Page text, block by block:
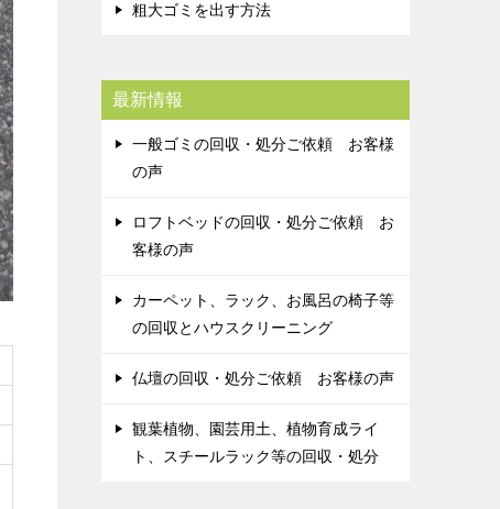
粗大ゴミを出す方法
最新情報
一般ゴミの回収・処分ご依頼 お客様
の声
ロフトベッドの回収・処分ご依頼 お
客様の声
カーペット、ラック、お風呂の椅子等
の回収とハウスクリーニング
仏壇の回収・処分ご依頼 お客様の声
観葉植物、園芸用土、植物育成ライ
ト、スチールラック等の回収・処分